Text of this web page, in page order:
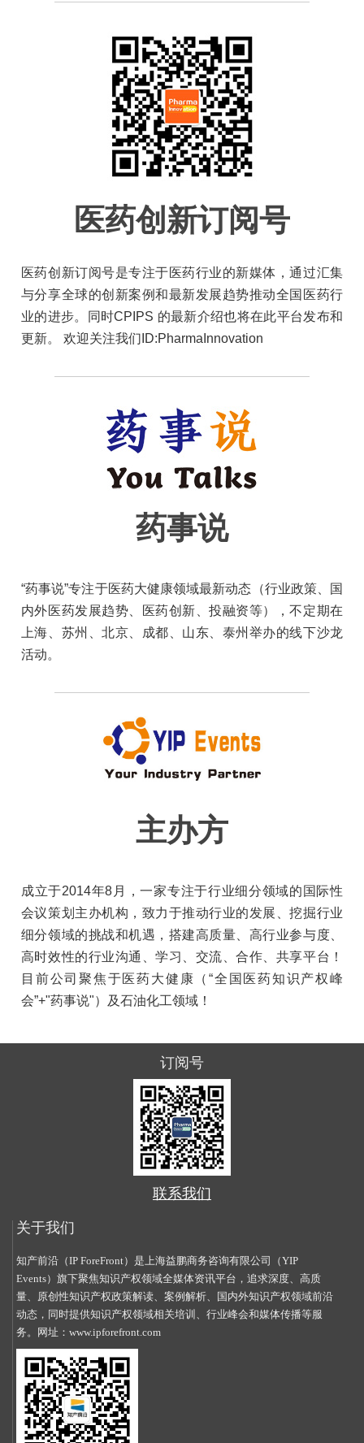
医药创新订阅号
医药创新订阅号是专注于医药行业的新媒体，通过汇集
与分享全球的创新案例和最新发展趋势推动全国医药行
业的进步。同时CPIPS 的最新介绍也将在此平台发布和
更新。 欢迎关注我们ID:PharmaInnovation
药事说
“药事说”专注于医药大健康领域最新动态（行业政策、国
内外医药发展趋势、医药创新、投融资等），不定期在
上海、苏州、北京、成都、山东、泰州举办的线下沙龙
活动。
主办方
成立于2014年8月，一家专注于行业细分领域的国际性
会议策划主办机构，致力于推动行业的发展、挖掘行业
细分领域的挑战和机遇，搭建高质量、高行业参与度、
高时效性的行业沟通、学习、交流、合作、共享平台！
目前公司聚焦于医药大健康（“全国医药知识产权峰
会”+"药事说"）及石油化工领域！
订阅号
联系我们
关于我们
知产前沿（IP ForeFront）是上海益鹏商务咨询有限公司（YIP
Events）旗下聚焦知识产权领域全媒体资讯平台，追求深度、高质
量、原创性知识产权政策解读、案例解析、国内外知识产权领域前沿
动态，同时提供知识产权领域相关培训、行业峰会和媒体传播等服
务。网址： www.ipforefront.com